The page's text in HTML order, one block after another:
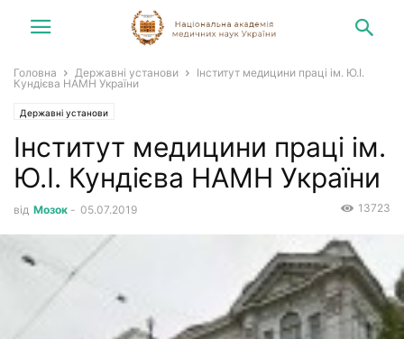
Головна Державні установи
Інститут медицини праці ім. Ю.І.
Кундієва НАМН України
Державні установи
Інститут медицини праці ім.
Ю.І. Кундієва НАМН України
від Мозок - 05.07.2019 13723